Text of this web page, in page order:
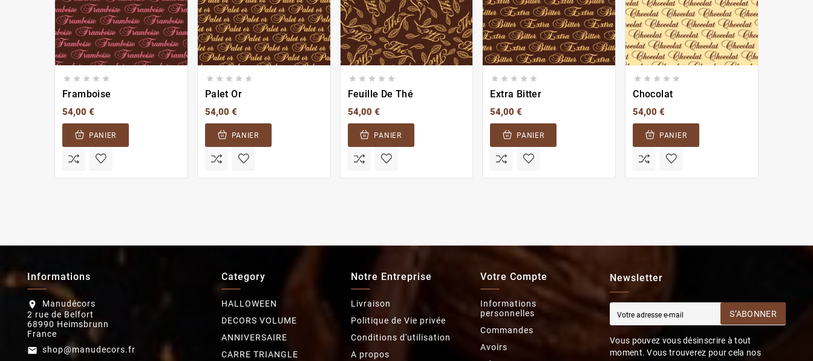
    
Framboise
54,00 €
PANIER
    
Palet Or
54,00 €
PANIER
    
Feuille De Thé
54,00 €
PANIER
    
Extra Bitter
54,00 €
PANIER
    
Chocolat
54,00 €
PANIER
Informations
location_on
Manudécors
2 rue de Belfort
68990 Heimsbrunn
France
email shop@manudecors.fr
Category
HALLOWEEN
DECORS VOLUME
ANNIVERSAIRE
CARRE TRIANGLE
Notre Entreprise
Livraison
Politique de Vie privée
Conditions d'utilisation
A propos
Votre Compte
Informations
personnelles
Commandes
Avoirs
Newsletter
S’ABONNER
Vous pouvez vous désinscrire à tout
moment. Vous trouverez pour cela nos